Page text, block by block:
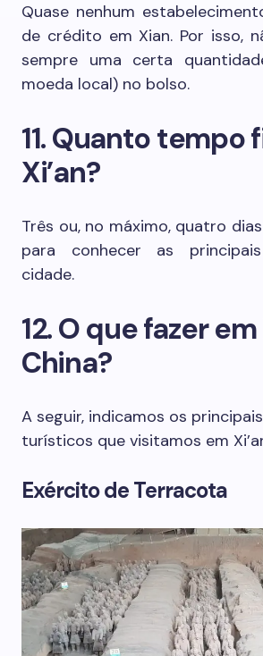
Quase nenhum
de crédito em Xian. Por isso,
sempre uma certa
moeda local) no bolso.
11. Quanto tempo
Xi’an?
Três ou, no máximo, quatro
para conhecer as
cidade.
12. O que fazer em
China?
A seguir, indicamos os
turísticos que visitamos em
Exército de Terracota